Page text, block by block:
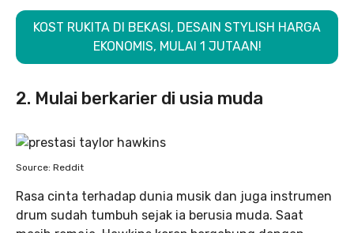
KOST RUKITA DI BEKASI, DESAIN STYLISH HARGA
EKONOMIS, MULAI 1 JUTAAN!
2. Mulai berkarier di usia muda
Source: Reddit
Rasa cinta terhadap dunia musik dan juga instrumen
drum sudah tumbuh sejak ia berusia muda. Saat